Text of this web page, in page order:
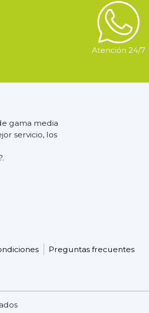
Atención 24/7
gama media
servicio, los
Preguntas frecuentes